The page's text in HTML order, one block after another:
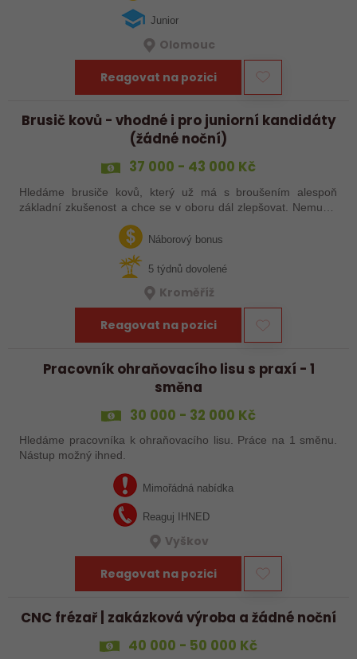
Junior
Olomouc
Reagovat na pozici
Brusič kovů - vhodné i pro juniorní kandidáty
(žádné noční)
37 000 - 43 000 Kč
Hledáme brusiče kovů, který už má s broušením alespoň
základní zkušenost a chce se v oboru dál zlepšovat. Nemusíš
být samostatný specialista s dlouholetou praxí. Důležité je,
abys už někdy pracoval…Náborový bonus
5 týdnů dovolené
Kroměříž
Reagovat na pozici
Pracovník ohraňovacího lisu s praxí - 1
směna
30 000 - 32 000 Kč
Hledáme pracovníka k ohraňovacího lisu. Práce na 1 směnu.
Nástup možný ihned.
Mimořádná nabídka
Reaguj IHNED
Vyškov
Reagovat na pozici
CNC frézař | zakázková výroba a žádné noční
40 000 - 50 000 Kč